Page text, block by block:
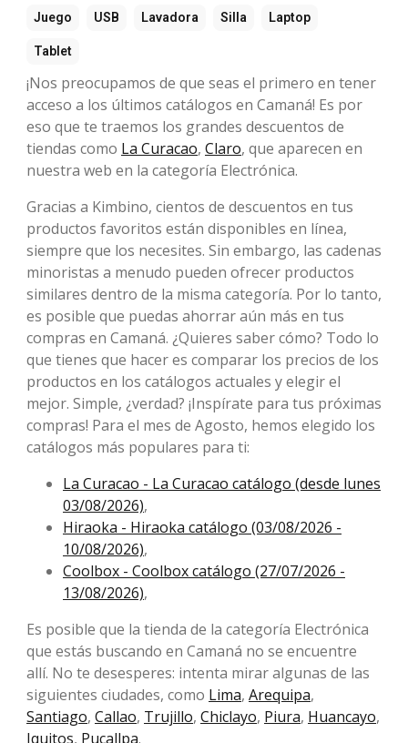
Juego USB Lavadora Silla Laptop
Tablet
¡Nos preocupamos de que seas el primero en tener
acceso a los últimos catálogos en Camaná! Es por
eso que te traemos los grandes descuentos de
tiendas como La Curacao, Claro, que aparecen en
nuestra web en la categoría Electrónica.
Gracias a Kimbino, cientos de descuentos en tus
productos favoritos están disponibles en línea,
siempre que los necesites. Sin embargo, las cadenas
minoristas a menudo pueden ofrecer productos
similares dentro de la misma categoría. Por lo tanto,
es posible que puedas ahorrar aún más en tus
compras en Camaná. ¿Quieres saber cómo? Todo lo
que tienes que hacer es comparar los precios de los
productos en los catálogos actuales y elegir el
mejor. Simple, ¿verdad? ¡Inspírate para tus próximas
compras! Para el mes de Agosto, ​​hemos elegido los
catálogos más populares para ti:
La Curacao - La Curacao catálogo (desde lunes
03/08/2026),
Hiraoka - Hiraoka catálogo (03/08/2026 -
10/08/2026),
Coolbox - Coolbox catálogo (27/07/2026 -
13/08/2026),
Es posible que la tienda de la categoría Electrónica
que estás buscando en Camaná no se encuentre
allí. No te desesperes: intenta mirar algunas de las
siguientes ciudades, como Lima, Arequipa,
Santiago, Callao, Trujillo, Chiclayo, Piura, Huancayo,
Iquitos, Pucallpa.